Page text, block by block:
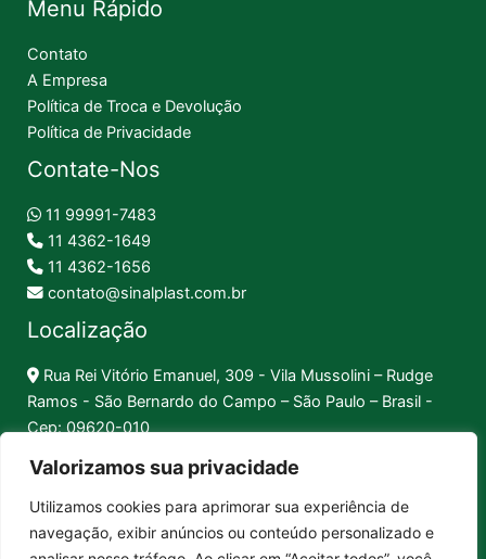
Valorizamos sua privacidade
Utilizamos cookies para aprimorar sua experiência de
navegação, exibir anúncios ou conteúdo personalizado e
Menu Rápido
Contato
A Empresa
Política de Troca e Devolução
Política de Privacidade
Contate-Nos
11 99991-7483
11 4362-1649
11 4362-1656
contato@sinalplast.com.br
Localização
Rua Rei Vitório Emanuel, 309 - Vila Mussolini – Rudge
Ramos - São Bernardo do Campo – São Paulo – Brasil -
Cep: 09620-010
Pix │ Boleto │ Cartão